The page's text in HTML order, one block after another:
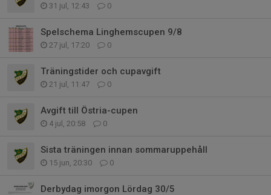
31 jul, 12:43 0
Spelschema Linghemscupen 9/8
27 jul, 17:20 0
Träningstider och cupavgift
21 jul, 11:47 0
Avgift till Östria-cupen
4 jul, 20:58 0
Sista träningen innan sommaruppehåll
15 jun, 20:30 0
Derbydag imorgon Lördag 30/5